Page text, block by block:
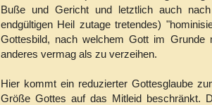
Buße und Gericht und letztlich auch
endgültigen Heil zutage tretendes)
Gottesbild, nach welchem Gott im Grunde
anderes vermag als zu verzeihen.
Hier kommt ein reduzierter Gottesglaube
Größe Gottes auf das Mitleid beschränkt.